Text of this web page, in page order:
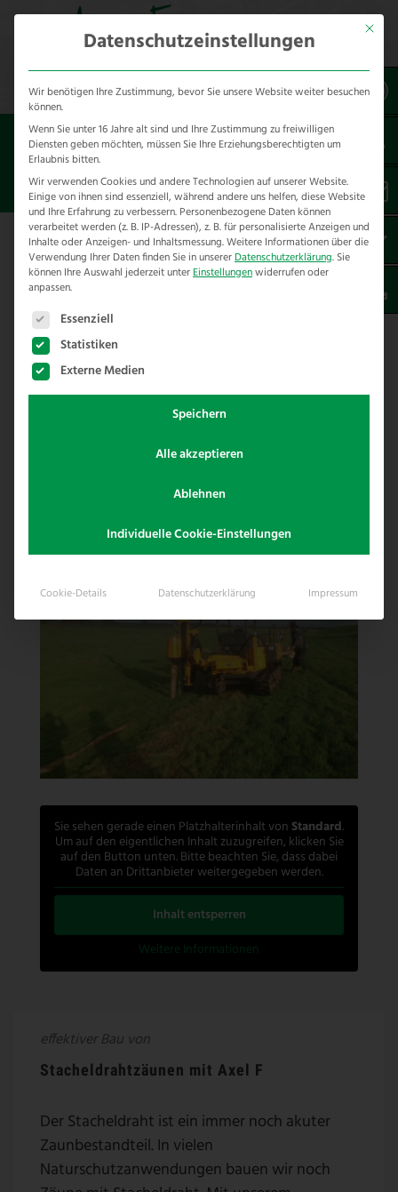
Sie sind hier:Montage
STACHELDRAHT-BAU
Stacheldraht-Zaunbau
Wir sind die Profis für den Bau von
Stacheldraht Zäunen. Mit dem passende
Fuhrparksind wir in der Lage kostengünstig
hütesichere und haltbare Stacheldrahtzäune
zu bauen. Mit unseren Stacheldrähten aus
Stahl können wir mit einem
und erreichen trotzdem eine höhere
Sie sehen gerade einen Platzhalterinhalt von Standard.
Um auf den eigentlichen Inhalt zuzugreifen, klicken Sie
auf den Button unten. Bitte beachten Sie, dass dabei
Daten an Drittanbieter weitergegeben werden.
Inhalt entsperren
Weitere Informationen
effektiver Bau von
Stacheldrahtzäunen mit Axel F
Der Stacheldraht ist ein immer noch akuter
Zaunbestandteil. In vielen
Naturschutzanwendungen bauen wir noch
Mit
Datenschutzeinstellungen
Wir benötigen Ihre Zustimmung, bevor Sie unsere Website weiter besuchen
können.
Wenn Sie unter 16 Jahre alt sind und Ihre Zustimmung zu freiwilligen
Diensten geben möchten, müssen Sie Ihre Erziehungsberechtigten um
Erlaubnis bitten.
Wir verwenden Cookies und andere Technologien auf unserer Website.
Einige von ihnen sind essenziell, während andere uns helfen, diese Website
und Ihre Erfahrung zu verbessern. Personenbezogene Daten können
verarbeitet werden (z. B. IP-Adressen), z. B. für personalisierte Anzeigen und
Inhalte oder Anzeigen- und Inhaltsmessung.Weitere Informationen über die
Verwendung Ihrer Daten finden Sie in unsererDatenschutzerklärung. Sie
können Ihre Auswahl jederzeit unterEinstellungenwiderrufen oder
anpassen.
Es folgt eine Liste der Service-Gruppen, für die eine
Essenziell
Statistiken
Externe Medien
Speichern
Alle akzeptieren
Ablehnen
Individuelle Cookie-Einstellungen
Cookie-Details Datenschutzerklärung Impressum